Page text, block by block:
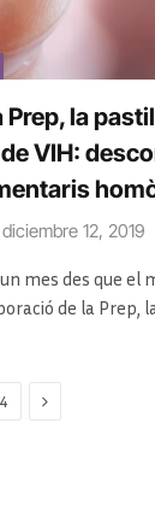
Prep, la
VIH:
diciembre 12, 2019
mes des que el
de la Prep,
4 Next